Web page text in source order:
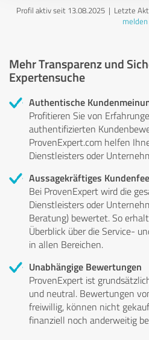
Profil aktiv seit 13.08.2025 | Letzte
melden
Mehr Transparenz und
Expertensuche
Authentische
Profitieren Sie von
authentifizierten
ProvenExpert.com helfen
Dienstleisters oder
Aussagekräftiges
Bei ProvenExpert wird die
Dienstleisters oder
Beratung) bewertet. So
Überblick über die Service-
in allen Bereichen.
Unabhängige Bewertungen
ProvenExpert ist
und neutral. Bewertungen
freiwillig, können nicht
finanziell noch anderweitig